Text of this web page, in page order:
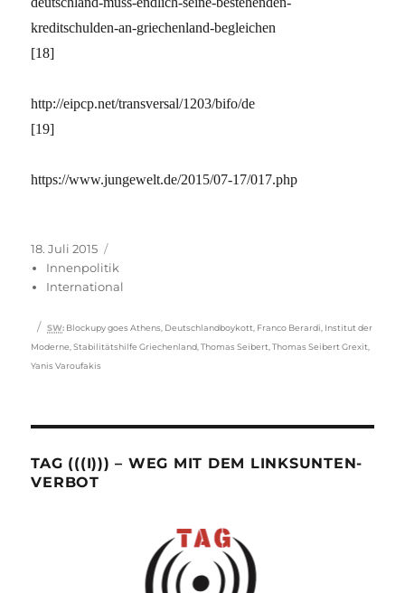
kreditschulden-an-griechenland-begleichen
[18]
http://eipcp.net/transversal/1203/bifo/de
[19]
https://www.jungewelt.de/2015/07-17/017.php
Veröffentlicht
am
18. Juli 2015
Innenpolitik
International
Schlagwörter
SW: Blockupy goes Athens Deutschlandboykott Franco Berardi Institut der
Moderne ,Stabilitätshilfe Griechenland ,Thomas Seibert ,Thomas Seibert Grexit
Yanis Varoufakis
TAG (((I))) – WEG MIT DEM LINKSUNTEN-
VERBOT